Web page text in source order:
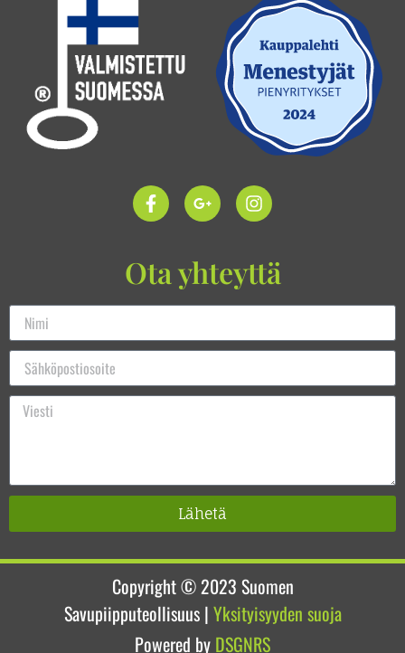
Ota yhteyttä
Lähetä
Copyright © 2023 Suomen
Savupiipputeollisuus| Yksityisyyden suoja
Powered by DSGNRS